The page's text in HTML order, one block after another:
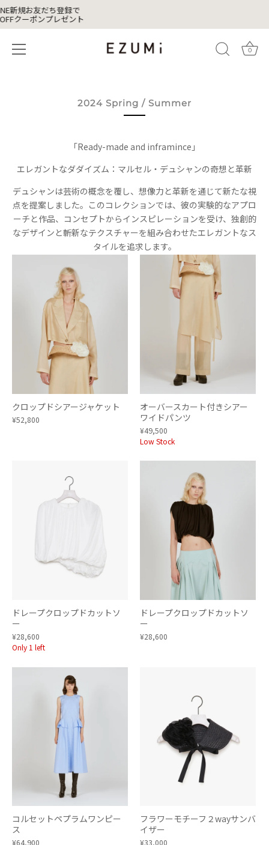
新規お友だち登録で
クーポンプレゼント
0
2024 Spring / Summer
「Ready-made and inframince」
エレガントなダダイズム：マルセル・デュシャンの奇想と革新
デュシャンは芸術の概念を覆し、想像力と革新を通じて新たな視
点を提案しました。このコレクションでは、彼の実験的なアプロ
ーチと作品、コンセプトからインスピレーションを受け、独創的
なデザインと斬新なテクスチャーを組み合わせたエレガントなス
タイルを追求します。
クロップドシアージャケット
¥52,800
オーバースカート付きシアー
ワイドパンツ
¥49,500
Low Stock
ドレープクロップドカットソ
ー
¥28,600
Only 1 left
ドレープクロップドカットソ
ー
¥28,600
コルセットペプラムワンピー
ス
¥64,900
フラワーモチーフ２wayサンバ
イザー
¥33,000